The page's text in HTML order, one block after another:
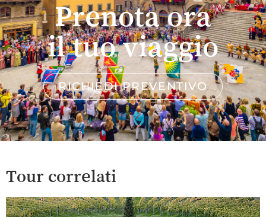
Prenota ora
il tuo viaggio
RICHIEDI PREVENTIVO
Tour correlati